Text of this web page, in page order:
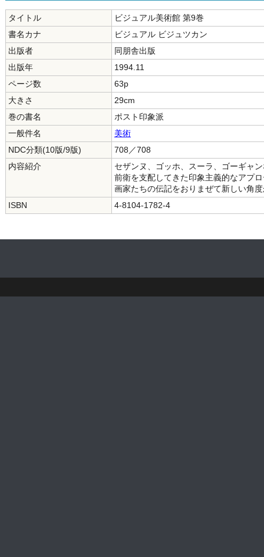
タイトル
ビジュアル美術館 第9巻
書名カナ
ビジュアル ビジュツカン
出版者
同朋舎出版
出版年
1994.11
ページ数
63p
大きさ
29cm
巻の書名
ポスト印象派
一般件名
美術
NDC分類(10版/9版)
708／708
内容紹介
セザンヌ、ゴッホ、スーラ、ゴーギャ
前衛を支配してきた印象主義的なアプ
画家たちの伝記をおりまぜて新しい角
ISBN
4-8104-1782-4